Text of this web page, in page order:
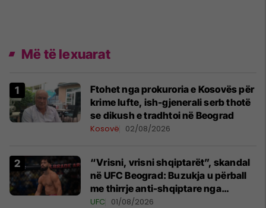
Më të lexuarat
Ftohet nga prokuroria e Kosovës për
krime lufte, ish-gjenerali serb thotë
se dikush e tradhtoi në Beograd
Kosovë 02/08/2026
“Vrisni, vrisni shqiptarët”, skandal
në UFC Beograd: Buzukja u përball
me thirrje anti-shqiptare nga
tribunat
UFC 01/08/2026